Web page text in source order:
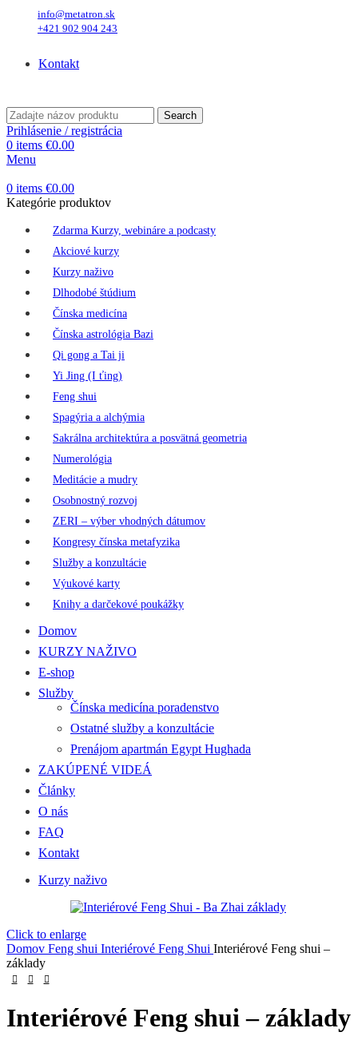
info@metatron.sk
+421 902 904 243
Kontakt
Search
Prihlásenie / registrácia
0 items €0.00
Menu
0 items €0.00
Kategórie produktov
Zdarma Kurzy, webináre a podcasty
Akciové kurzy
Kurzy naživo
Dlhodobé štúdium
Čínska medicína
Čínska astrológia Bazi
Qi gong a Tai ji
Yi Jing (I ťing)
Feng shui
Spagýria a alchýmia
Sakrálna architektúra a posvätná geometria
Numerológia
Meditácie a mudry
Osobnostný rozvoj
ZERI – výber vhodných dátumov
Kongresy čínska metafyzika
Služby a konzultácie
Výukové karty
Knihy a darčekové poukážky
Domov
KURZY NAŽIVO
E-shop
Služby
Čínska medicína poradenstvo
Ostatné služby a konzultácie
Prenájom apartmán Egypt Hughada
ZAKÚPENÉ VIDEÁ
Články
O nás
FAQ
Kontakt
Kurzy naživo
Click to enlarge
Domov Feng shui Interiérové Feng Shui Interiérové Feng shui –
základy
Interiérové Feng shui – základy